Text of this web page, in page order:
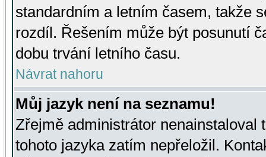
standardním a letním časem, takže
rozdíl. Řešením může být posunutí
dobu trvání letního času.
Návrat nahoru
Můj jazyk není na seznamu!
Zřejmě administrátor nenainstaloval
tohoto jazyka zatím nepřeložil.